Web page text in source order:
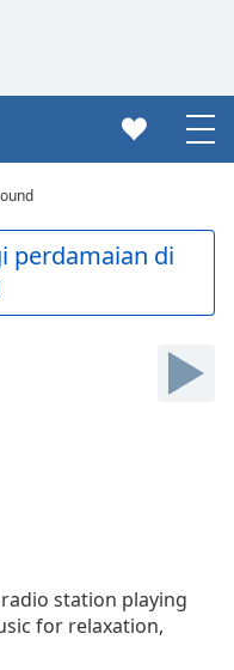
perdamaian di
station playing
for relaxation,